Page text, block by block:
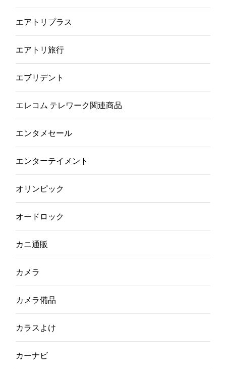
エアトリプラス
エアトリ旅行
エブリデント
エレコム テレワーク関連商品
エンタメセール
エンターテイメント
オリンピック
オードロック
カニ通販
カメラ
カメラ備品
カラスよけ
カーナビ